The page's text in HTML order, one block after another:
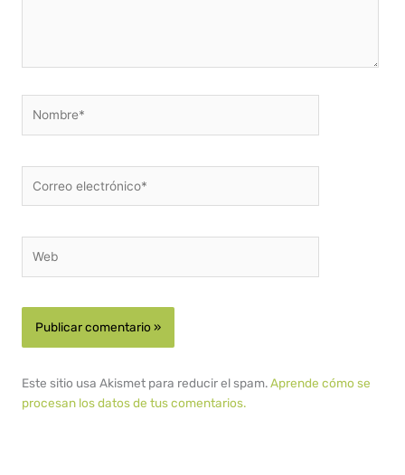
electrónico*
Este sitio usa Akismet para reducir el spam.Aprende cómo se
procesan los datos de tus comentarios.